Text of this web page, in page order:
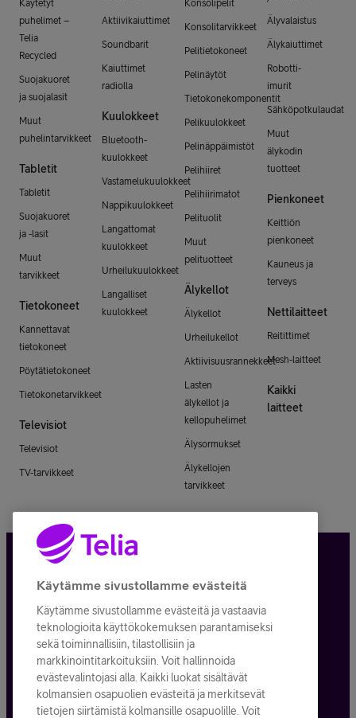
Käytetyt
puhelimet –
Telia
Recycled
Suojakuoret
ja suojalasit
Muut
puhelintarvikkeet
Tabletit
Tabletit
Suojakuoret
ja -lasit
Muut
tarvikkeet
Tietokoneet
Kannettavat
tietokoneet
Pöytätietokoneet
Tietokonetarvikkeet
Televisiot
Televisiot
TV-tarvikkeet
Aktiivikaiuttimet
Soundbarit
Kaiuttimet
radiolla
Kuulokkeet
Bluetooth-
kuulokkeet
Vastamelukuulokkeet
Nappikuulokkeet
Langattomat
kuulokkeet
Urheilukuulokkeet
Langalliset
kuulokkeet
Konsolipelit
Konsolitarvikkeet
Pelitietokoneet
Pelinäytöt
Tietokonekomponentit
Pelikuulokkeet
Pelinäppäimistöt
Pelihiiret
Pelihiirimatot
Pelituolit
Muut
pelituotteet
Älykellot
Älykellot
Urheilukellot
Aktiivisuusrannekkeet
Lasten
älykellot ja
kellopuhelimet
Älysormukset
Älykellojen
tarvikkeet
Älyvalaistus
Älykaiuttimet
Robotti-
imurit
Sähköpotkulaudat
Muut
älykodin
tuotteet
Pienkoneet
Keittiön
pienkoneet
Kauneus ja
terveys
Nettilaitteet
Reitittimet
Mesh-laitteet
Kaikki
laitteet
Tietosuoja ja -turva
Tilauksen peruuttaminen
Käyttöehdot
Evästeiden käyttö
Käytämme sivustollamme evästeitä
Käytämme sivustollamme evästeitä ja vastaavia
teknologioita käyttökokemuksen parantamiseksi
sekä toiminnallisiin, tilastollisiin ja
markkinointitarkoituksiin. Voit hallinnoida
evästevalintojasi alla. Kaikki luokat sisältävät
kolmansien osapuolien evästeitä ja merkitsevät
tietojen siirtämistä kolmansille osapuolille. Voit